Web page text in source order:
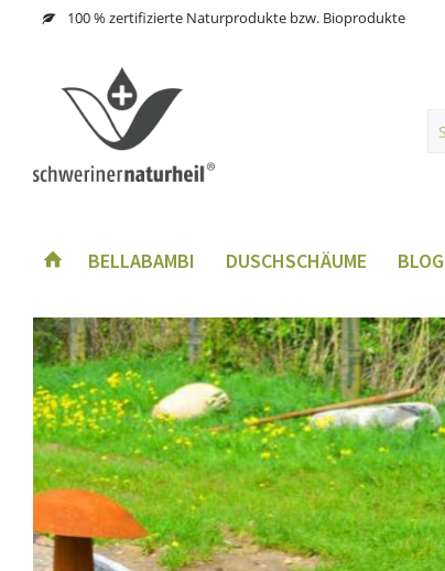
100 % zertifizierte Naturprodukte bzw. Bioprodukte
BELLABAMBI DUSCHSCHÄUME BLOG